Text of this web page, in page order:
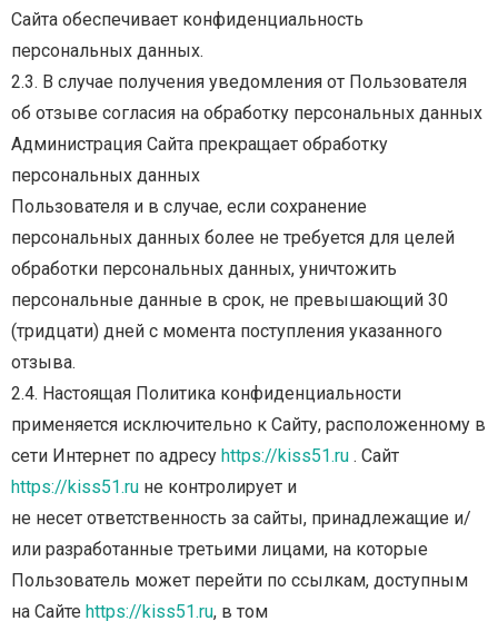
Сайта обеспечивает конфиденциальность
персональных данных.
2.3. В случае получения уведомления от Пользователя
об отзыве согласия на обработку персональных данных
Администрация Сайта прекращает обработку
персональных данных
Пользователя и в случае, если сохранение
персональных данных более не требуется для целей
обработки персональных данных, уничтожить
персональные данные в срок, не превышающий 30
(тридцати) дней с момента поступления указанного
отзыва.
2.4. Настоящая Политика конфиденциальности
применяется исключительно к Сайту, расположенному в
сети Интернет по адресу https://kiss51.ru . Сайт
https://kiss51.ru не контролирует и
не несет ответственность за сайты, принадлежащие и/
или разработанные третьими лицами, на которые
Пользователь может перейти по ссылкам, доступным
на Сайте https://kiss51.ru, в том